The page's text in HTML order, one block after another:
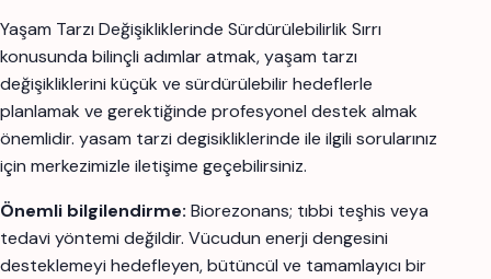
Yaşam Tarzı Değişikliklerinde Sürdürülebilirlik Sırrı
konusunda bilinçli adımlar atmak, yaşam tarzı
değişikliklerini küçük ve sürdürülebilir hedeflerle
planlamak ve gerektiğinde profesyonel destek almak
önemlidir. yasam tarzi degisikliklerinde ile ilgili sorularınız
için merkezimizle iletişime geçebilirsiniz.
Önemli bilgilendirme: Biorezonans; tıbbi teşhis veya
tedavi yöntemi değildir. Vücudun enerji dengesini
desteklemeyi hedefleyen, bütüncül ve tamamlayıcı bir